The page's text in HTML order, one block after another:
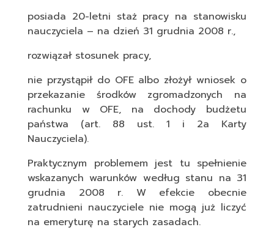
posiada 20-letni staż pracy na stanowisku
nauczyciela – na dzień 31 grudnia 2008 r.,
rozwiązał stosunek pracy,
nie przystąpił do OFE albo złożył wniosek o
przekazanie środków zgromadzonych na
rachunku w OFE, na dochody budżetu
państwa (art. 88 ust. 1 i 2a Karty
Nauczyciela).
Praktycznym problemem jest tu spełnienie
wskazanych warunków według stanu na 31
grudnia 2008 r. W efekcie obecnie
zatrudnieni nauczyciele nie mogą już liczyć
na emeryturę na starych zasadach.